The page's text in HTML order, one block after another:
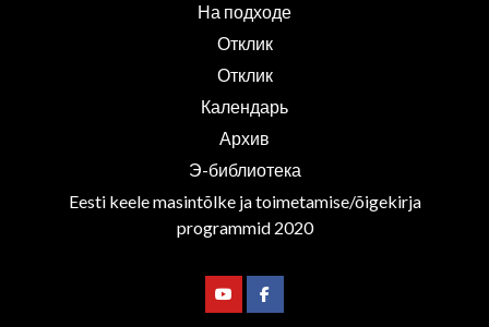
На подходе
Отклик
Отклик
Календарь
Архив
Э-библиотека
Eesti keele masintõlke ja toimetamise/õigekirja
programmid 2020
YoutubeFacebook